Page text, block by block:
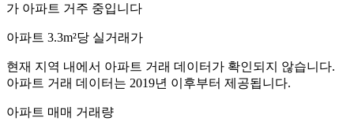
가 아파트 거주 중입니다
아파트 3.3m²당 실거래가
현재 지역 내에서 아파트 거래 데이터가 확인되지 않습니다.
아파트 거래 데이터는 2019년 이후부터 제공됩니다.
아파트 매매 거래량